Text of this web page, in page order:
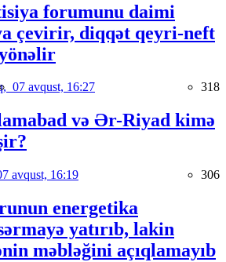
forumunu daimi
çevirir, diqqət qeyri-neft
07 avqust, 16:27 318
və Ər-Riyad kimə
avqust, 16:19 306
energetika
yatırıb, lakin
məbləğini açıqlamayıb